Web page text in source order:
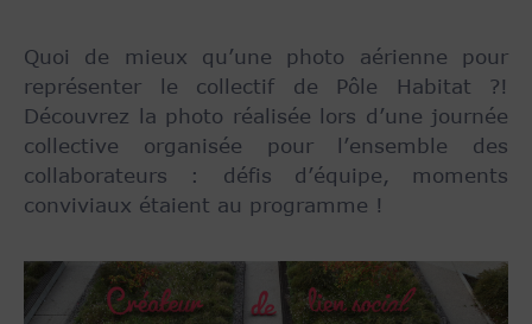
Quoi de mieux qu’une photo aérienne pour
représenter le collectif de Pôle Habitat ?!
Découvrez la photo réalisée lors d’une journée
collective organisée pour l’ensemble des
collaborateurs : défis d’équipe, moments
conviviaux étaient au programme !